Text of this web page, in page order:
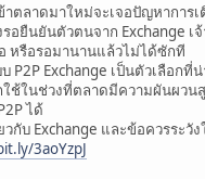
าตลาดมาใหม่จะเจอปัญหาการเ
รอยืนยันตัวตนจาก Exchange เ
หรือรอมานานแล้วไม่ได้ซักที
P2P Exchange เป็นตัวเลือกที่
ช้ในช่วงที่ตลาดมีความผันผวนสู
ได้
วกับ Exchange และข้อควรระวั
3aoYzpJ